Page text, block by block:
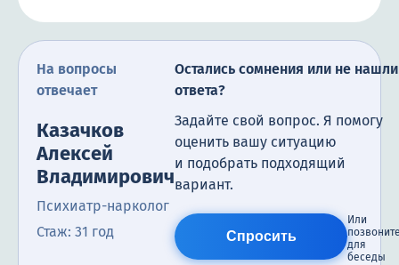
На вопросы
отвечает
Казачков
Алексей
Владимирович
Психиатр-нарколог
Стаж: 31 год
Остались сомнения или не нашли
ответа?
Задайте свой вопрос. Я помогу
оценить вашу ситуацию
и подобрать подходящий
вариант.
Спросить
Или
для
беседы